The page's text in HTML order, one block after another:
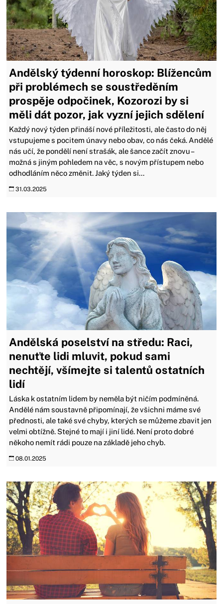
Andělský týdenní horoskop: Blížencům
při problémech se soustředěním
prospěje odpočinek, Kozorozi by si
měli dát pozor, jak vyzní jejich sdělení
Každý nový týden přináší nové příležitosti, ale často do něj
vstupujeme s pocitem únavy nebo obav, co nás čeká. Andělé
nás učí, že pondělí není strašák, ale šance začít znovu –
možná s jiným pohledem na věc, s novým přístupem nebo
odhodláním něco změnit. Jaký týden si...
31.03.2025
Andělská poselství na středu: Raci,
nenuťte lidi mluvit, pokud sami
nechtějí, všímejte si talentů ostatních
lidí
Láska k ostatním lidem by neměla být ničím podmíněná.
Andělé nám soustavně připomínají, že všichni máme své
přednosti, ale také své chyby, kterých se můžeme zbavit jen
velmi obtížně. Stejné to mají i jiní lidé. Není proto dobré
někoho nemít rádi pouze na základě jeho chyb.
08.01.2025